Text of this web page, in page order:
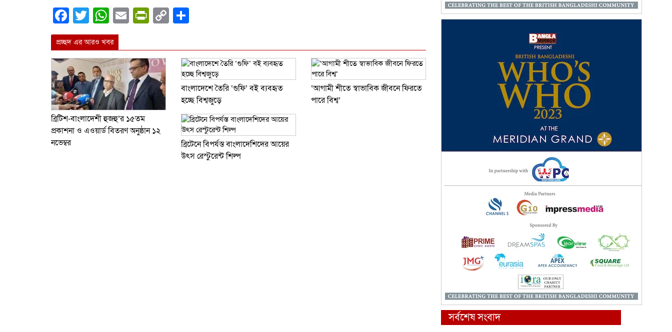
Facebook
Twitter
WhatsApp
EmailPrintFriendly
Copy
প্রচ্ছদ এর আরও খবর
ব্রিটিশ-বাংলাদেশী হুজহু’র ১৫তম
প্রকাশনা ও এওয়ার্ড বিতরণ অনুষ্ঠান ১২
নভেম্বর
বাংলাদেশে তৈরি ‘গুফি’ বই ব্যবহৃত
হচ্ছে বিশ্বজুড়ে
‘আগামী শীতে স্বাভাবিক জীবনে ফিরতে
পারে বিশ্ব’
ব্রিটে‌নে বিপর্যস্ত বাংলা‌দেশিদের আ‌য়ের
উৎস রেস্টু‌রেন্ট শিল্প
সর্বশেষ সংবাদ